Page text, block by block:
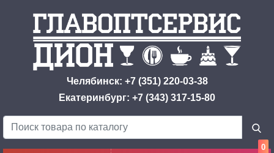
Челябинск: +7 (351) 220-03-38
Екатеринбург: +7 (343) 317-15-80
0